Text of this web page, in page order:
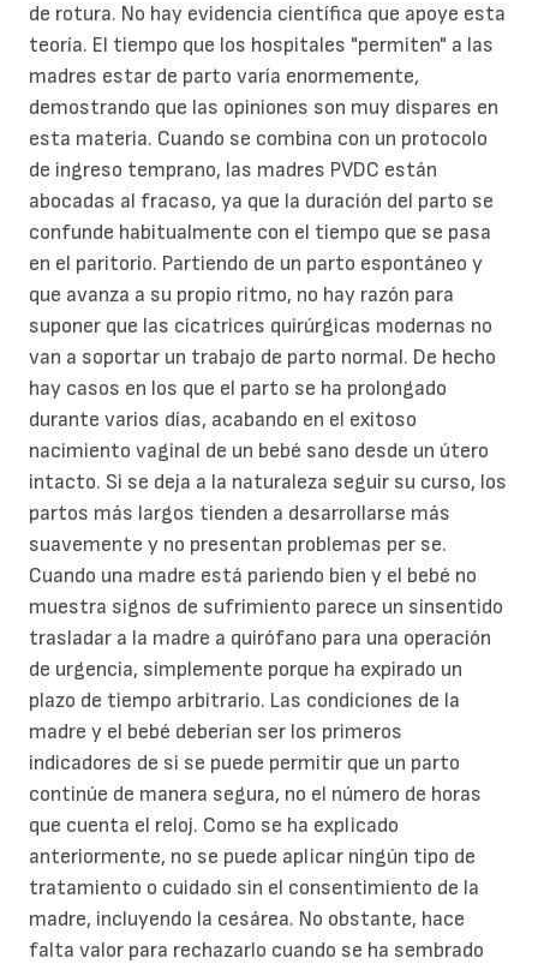
de rotura. No hay evidencia científica que apoye esta
teoría. El tiempo que los hospitales "permiten" a las
madres estar de parto varía enormemente,
demostrando que las opiniones son muy dispares en
esta materia. Cuando se combina con un protocolo
de ingreso temprano, las madres PVDC están
abocadas al fracaso, ya que la duración del parto se
confunde habitualmente con el tiempo que se pasa
en el paritorio. Partiendo de un parto espontáneo y
que avanza a su propio ritmo, no hay razón para
suponer que las cicatrices quirúrgicas modernas no
van a soportar un trabajo de parto normal. De hecho
hay casos en los que el parto se ha prolongado
durante varios días, acabando en el exitoso
nacimiento vaginal de un bebé sano desde un útero
intacto. Si se deja a la naturaleza seguir su curso, los
partos más largos tienden a desarrollarse más
suavemente y no presentan problemas per se.
Cuando una madre está pariendo bien y el bebé no
muestra signos de sufrimiento parece un sinsentido
trasladar a la madre a quirófano para una operación
de urgencia, simplemente porque ha expirado un
plazo de tiempo arbitrario. Las condiciones de la
madre y el bebé deberían ser los primeros
indicadores de si se puede permitir que un parto
continúe de manera segura, no el número de horas
que cuenta el reloj. Como se ha explicado
anteriormente, no se puede aplicar ningún tipo de
tratamiento o cuidado sin el consentimiento de la
madre, incluyendo la cesárea. No obstante, hace
falta valor para rechazarlo cuando se ha sembrado